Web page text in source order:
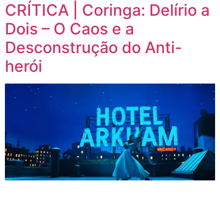
CRÍTICA | Coringa: Delírio a
Dois – O Caos e a
Desconstrução do Anti-
herói